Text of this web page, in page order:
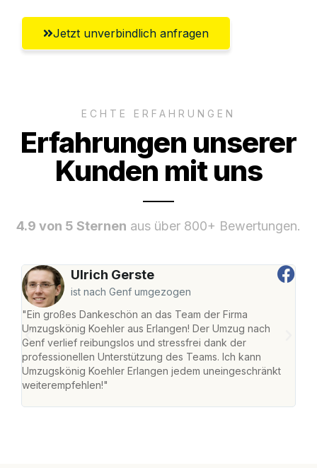
Jetzt unverbindlich anfragen
ECHTE ERFAHRUNGEN
Erfahrungen unserer
Kunden mit uns
4.9 von 5 Sternen aus über 800+ Bewertungen.
Ulrich Gerste
ist nach Genf umgezogen
"Ein großes Dankeschön an das Team der Firma
Umzugskönig Koehler aus Erlangen! Der Umzug nach
Genf verlief reibungslos und stressfrei dank der
professionellen Unterstützung des Teams. Ich kann
Umzugskönig Koehler Erlangen jedem uneingeschränkt
weiterempfehlen!"